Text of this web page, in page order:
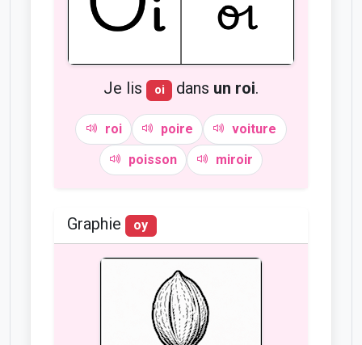
Je lis oi dans un roi.
roi poire voiture
poisson miroir
Graphie oy